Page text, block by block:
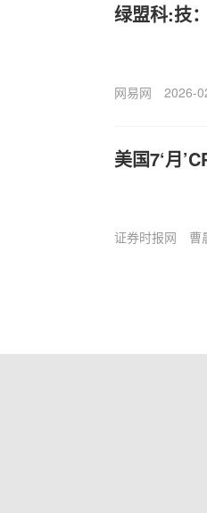
绿盟科:技
网易网 2026-
美国7‘月
证券时报网 曹